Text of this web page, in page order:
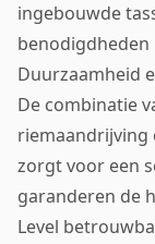
ingebouwde
benodigdheden
Duurzaamheid
De combinatie
riemaandrijving
zorgt voor een
garanderen de
Level